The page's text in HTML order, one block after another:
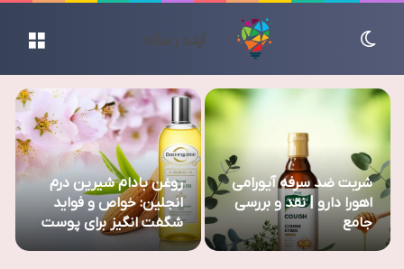
شربت ضد سرفه آیورامی
اهورا دارو | نقد و بررسی
جامع
روغن بادام شیرین درم
انجلین: خواص و فواید
شگفت انگیز برای پوست
و مو